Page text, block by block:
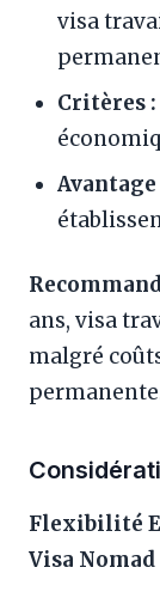
visa
Critères :
Avantage
ans, visa
malgré
Flexibilité
Visa Nomad